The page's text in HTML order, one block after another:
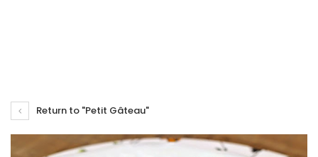
Return to "Petit Gâteau"